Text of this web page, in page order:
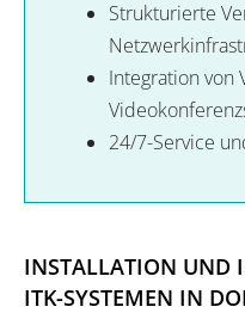
Strukturierte
Integration von
24/7-Service
INSTALLATION UND
ITK-SYSTEMEN IN